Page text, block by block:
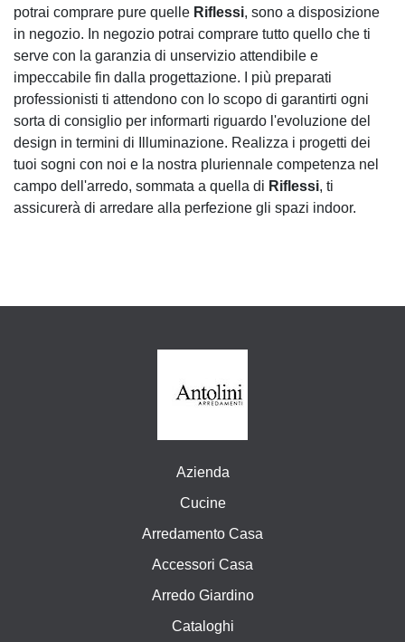
potrai comprare pure quelle Riflessi, sono a disposizione
in negozio. In negozio potrai comprare tutto quello che ti
serve con la garanzia di unservizio attendibile e
impeccabile fin dalla progettazione. I più preparati
professionisti ti attendono con lo scopo di garantirti ogni
sorta di consiglio per informarti riguardo l'evoluzione del
design in termini di Illuminazione. Realizza i progetti dei
tuoi sogni con noi e la nostra pluriennale competenza nel
campo dell'arredo, sommata a quella di Riflessi, ti
assicurerà di arredare alla perfezione gli spazi indoor.
Azienda
Cucine
Arredamento Casa
Accessori Casa
Arredo Giardino
Cataloghi